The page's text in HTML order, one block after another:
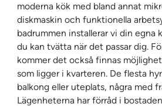
moderna kök med bland annat
diskmaskin och funktionella
badrummen installerar vi din egna
du kan tvätta när det passar dig.
kommer det också finnas
som ligger i kvarteren. De flesta
balkong eller uteplats, några med
Lägenheterna har förråd i